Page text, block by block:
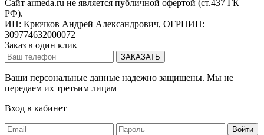
Сайт armeda.ru не является публичной офертой (ст.437 ГК
РФ).
ИП: Крючков Андрей Александрович, ОГРНИП:
309774632000072
Заказ в один клик
Ваши персональные данные надежно защищены. Мы не
передаем их третьим лицам
Вход в кабинет